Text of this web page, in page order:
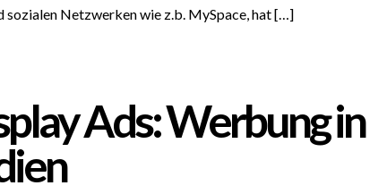
sozialen Netzwerken wie z.b. MySpace, hat […]
Ads: Werbung in